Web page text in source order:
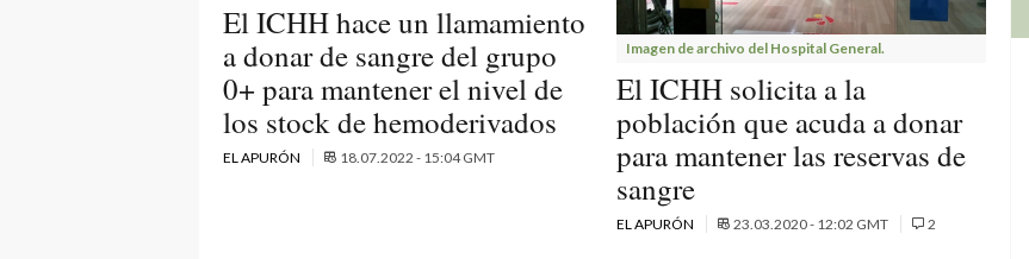
El ICHH hace un llamamiento
a donar de sangre del grupo
0+ para mantener el nivel de
los stock de hemoderivados
EL APURÓN 18.07.2022 - 15:04 GMT
Imagen de archivo del Hospital General.
El ICHH solicita a la
población que acuda a donar
para mantener las reservas de
sangre
EL APURÓN 23.03.2020 - 12:02 GMT 2